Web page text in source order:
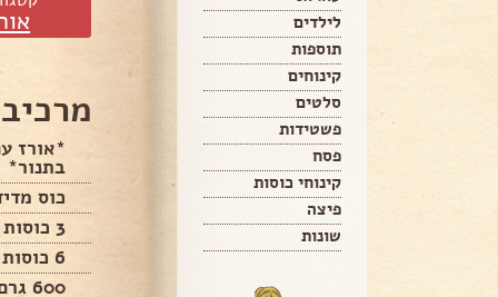
לילדים
תוספות
קינוחים
סלטים
פשטידות
פסח
קינוחי כוסות
פיצה
שונות
*אורז
בתנור*
כוס
3 כוסות אורז בסמטי
6 כוסות מים רותחים